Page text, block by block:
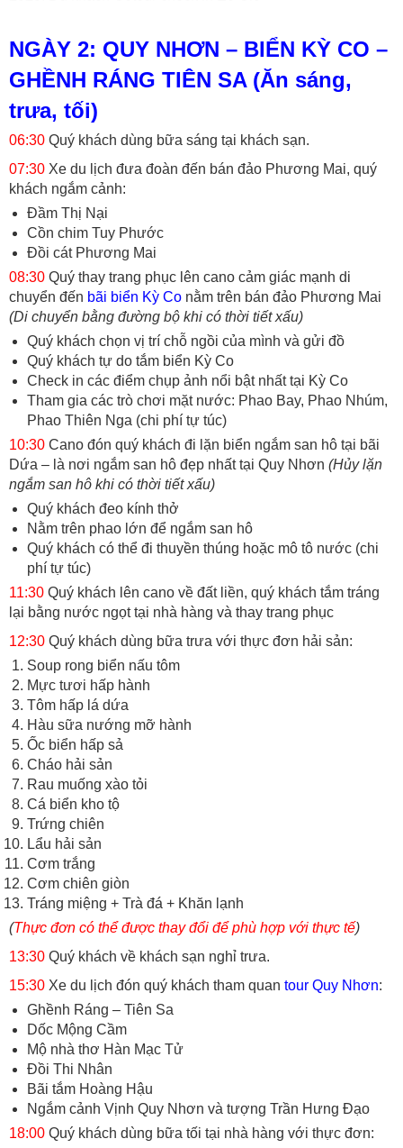
NGÀY 2: QUY NHƠN – BIỂN KỲ CO –
GHỀNH RÁNG TIÊN SA (Ăn sáng,
trưa, tối)
06:30 Quý khách dùng bữa sáng tại khách sạn.
07:30 Xe du lịch đưa đoàn đến bán đảo Phương Mai, quý
khách ngắm cảnh:
Đầm Thị Nại
Cồn chim Tuy Phước
Đồi cát Phương Mai
08:30 Quý thay trang phục lên cano cảm giác mạnh di
chuyển đến bãi biển Kỳ Co nằm trên bán đảo Phương Mai
(Di chuyển bằng đường bộ khi có thời tiết xấu)
Quý khách chọn vị trí chỗ ngồi của mình và gửi đồ
Quý khách tự do tắm biển Kỳ Co
Check in các điểm chụp ảnh nổi bật nhất tại Kỳ Co
Tham gia các trò chơi mặt nước: Phao Bay, Phao Nhúm,
Phao Thiên Nga (chi phí tự túc)
10:30 Cano đón quý khách đi lặn biển ngắm san hô tại bãi
Dứa – là nơi ngắm san hô đẹp nhất tại Quy Nhơn (Hủy lặn
ngắm san hô khi có thời tiết xấu)
Quý khách đeo kính thở
Nằm trên phao lớn để ngắm san hô
Quý khách có thể đi thuyền thúng hoặc mô tô nước (chi
phí tự túc)
11:30 Quý khách lên cano về đất liền, quý khách tắm tráng
lại bằng nước ngọt tại nhà hàng và thay trang phục
12:30 Quý khách dùng bữa trưa với thực đơn hải sản:
Soup rong biển nấu tôm
Mực tươi hấp hành
Tôm hấp lá dứa
Hàu sữa nướng mỡ hành
Ốc biển hấp sả
Cháo hải sản
Rau muống xào tỏi
Cá biển kho tộ
Trứng chiên
Lẩu hải sản
Cơm trắng
Cơm chiên giòn
Tráng miệng + Trà đá + Khăn lạnh
(Thực đơn có thể được thay đổi để phù hợp với thực tế)
13:30 Quý khách về khách sạn nghỉ trưa.
15:30 Xe du lịch đón quý khách tham quan tour Quy Nhơn:
Ghềnh Ráng – Tiên Sa
Dốc Mộng Cầm
Mộ nhà thơ Hàn Mạc Tử
Đồi Thi Nhân
Bãi tắm Hoàng Hậu
Ngắm cảnh Vịnh Quy Nhơn và tượng Trần Hưng Đạo
18:00 Quý khách dùng bữa tối tại nhà hàng với thực đơn: